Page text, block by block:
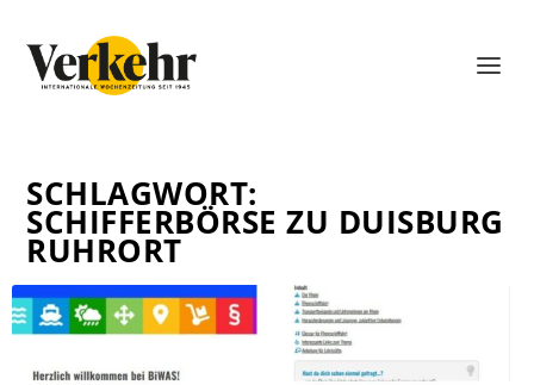
SCHLAGWORT:
SCHIFFERBÖRSE ZU DUISBURG
RUHRORT